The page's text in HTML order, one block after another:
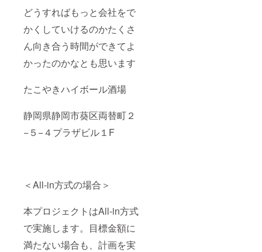
どうすればもっと会社をで
かくしていけるのかたくさ
ん向き合う時間ができてよ
かったのかなとも思います
たこやきハイボール酒場
静岡県静岡市葵区両替町２
−５−４プラザビル１F
＜All-in方式の場合＞
本プロジェクトはAll-in方式
で実施します。目標金額に
満たない場合も、計画を実